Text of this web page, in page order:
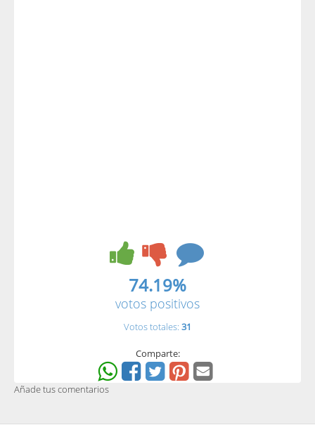
74.19%
votos positivos
Votos totales: 31
Comparte:
Añade tus comentarios